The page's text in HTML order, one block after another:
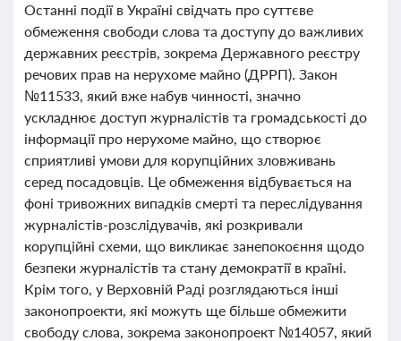
Останні події в Україні свідчать про суттєве
обмеження свободи слова та доступу до важливих
державних реєстрів, зокрема Державного реєстру
речових прав на нерухоме майно (ДРРП). Закон
№11533, який вже набув чинності, значно
ускладнює доступ журналістів та громадськості до
інформації про нерухоме майно, що створює
сприятливі умови для корупційних зловживань
серед посадовців. Це обмеження відбувається на
фоні тривожних випадків смерті та переслідування
журналістів-розслідувачів, які розкривали
корупційні схеми, що викликає занепокоєння щодо
безпеки журналістів та стану демократії в країні.
Крім того, у Верховній Раді розглядаються інші
законопроекти, які можуть ще більше обмежити
свободу слова, зокрема законопроект №14057, який